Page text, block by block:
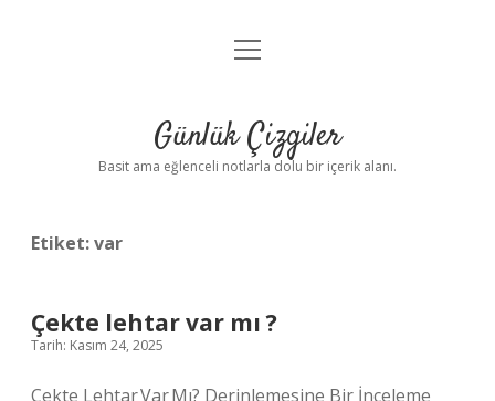
Anasayfa
Yasal Uyarı
menüyü
Günlük Çizgiler
Basit ama eğlenceli notlarla dolu bir içerik alanı.
Etiket:var
Çekte lehtar var mı ?
Tarih: Kasım 24, 2025
Çekte Lehtar Var Mı? Derinlemesine Bir İnceleme